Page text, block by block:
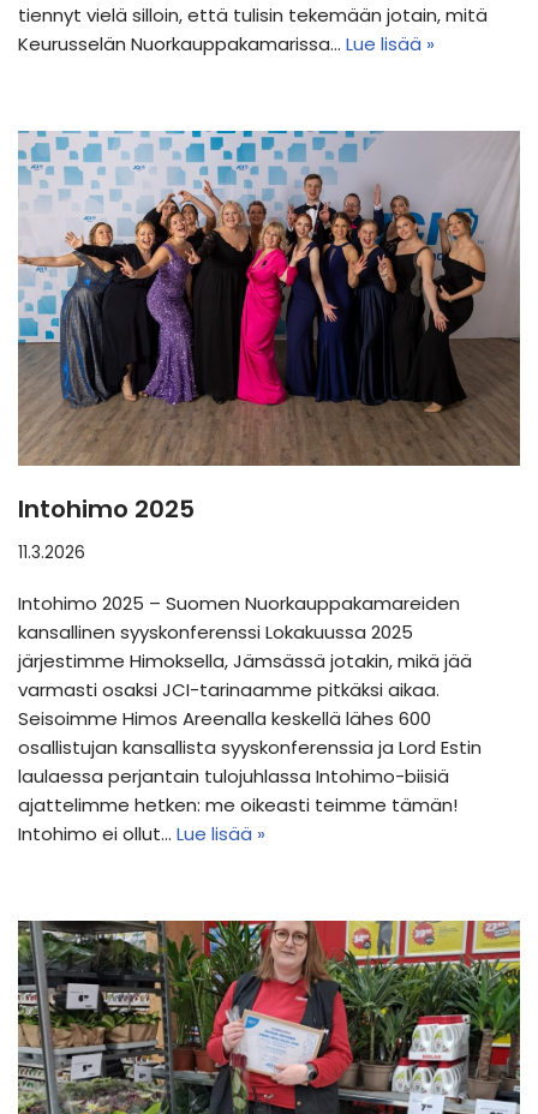
tiennyt vielä silloin, että tulisin tekemään jotain, mitä
Keurusselän Nuorkauppakamarissa… Lue lisää »
Intohimo 2025
11.3.2026
Intohimo 2025 – Suomen Nuorkauppakamareiden
kansallinen syyskonferenssi Lokakuussa 2025
järjestimme Himoksella, Jämsässä jotakin, mikä jää
varmasti osaksi JCI-tarinaamme pitkäksi aikaa.
Seisoimme Himos Areenalla keskellä lähes 600
osallistujan kansallista syyskonferenssia ja Lord Estin
laulaessa perjantain tulojuhlassa Intohimo-biisiä
ajattelimme hetken: me oikeasti teimme tämän!
Intohimo ei ollut… Lue lisää »